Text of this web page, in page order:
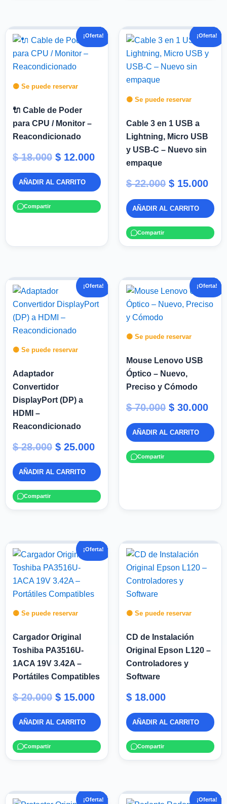
¡Oferta!
🟡 Se puede reservar
🔌 Cable de Poder
para CPU / Monitor –
Reacondicionado
$18.000
El
precio
original
era:
$ 18.000.
$ 12.000
El
precio
$ 12.000.
AÑADIR AL CARRITO
Compartir
¡Oferta!
🟡 Se puede reservar
Cable 3 en 1 USB a
Lightning, Micro USB
y USB-C – Nuevo sin
empaque
$22.000
El
precio
original
era:
$ 15.000
El
AÑADIR AL CARRITO
Compartir
¡Oferta!
🟡 Se puede reservar
Adaptador
Convertidor
DisplayPort (DP) a
HDMI –
Reacondicionado
$28.000
El
precio
original
era:
$ 28.000.
$ 25.000
El
precio
actual
$ 25.000.
AÑADIR AL CARRITO
Compartir
¡Oferta!
🟡 Se puede reservar
Mouse Lenovo USB
Óptico – Nuevo,
Preciso y Cómodo
$70.000
El
precio
original
$ 70.000.
$ 30.000
El
AÑADIR AL CARRITO
Compartir
¡Oferta!
🟡 Se puede reservar
Cargador Original
Toshiba PA3516U-
1ACA 19V 3.42A –
Portátiles Compatibles
$20.000
El
precio
original
era:
$ 20.000.
$ 15.000
El
precio
$ 15.000.
AÑADIR AL CARRITO
Compartir
🟡 Se puede reservar
CD de Instalación
Original Epson L120 –
Controladores y
Software
$ 18.000
AÑADIR AL CARRITO
Compartir
¡Oferta!
El
El
¡Oferta!
El
El